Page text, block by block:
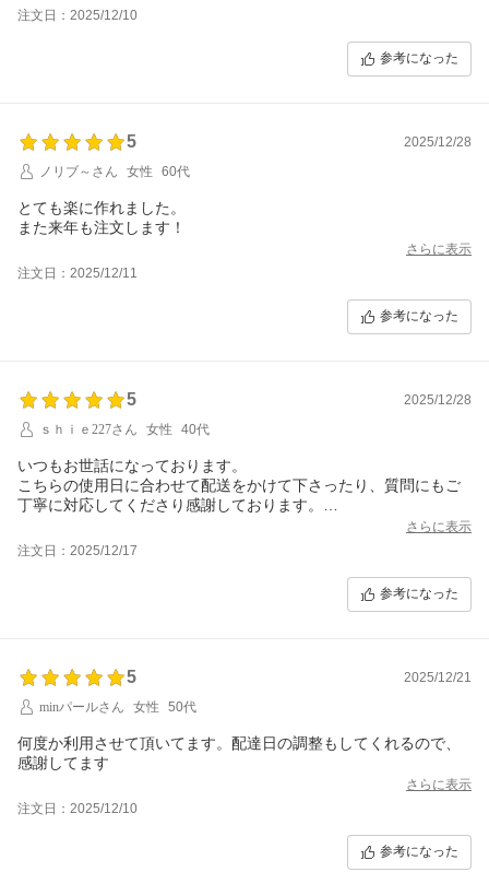
注文日：2025/12/10
参考になった
5
2025/12/28
ノリブ～さん
女性 60代
とても楽に作れました。
また来年も注文します！
さらに表示
注文日：2025/12/11
参考になった
5
2025/12/28
ｓｈｉｅ227さん
女性 40代
いつもお世話になっております。
こちらの使用日に合わせて配送をかけて下さったり、質問にもご
丁寧に対応してくださり感謝しております。
味噌の説明のパンフレットの内容も濃く、とても参考になりまし
た。
さらに表示
注文日：2025/12/17
参考になった
5
2025/12/21
minパールさん
女性 50代
何度か利用させて頂いてます。配達日の調整もしてくれるので、
感謝してます
さらに表示
注文日：2025/12/10
参考になった